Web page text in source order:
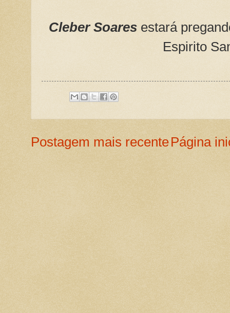
Cleber Soares estará
Espirito
Postagem mais recentePágina